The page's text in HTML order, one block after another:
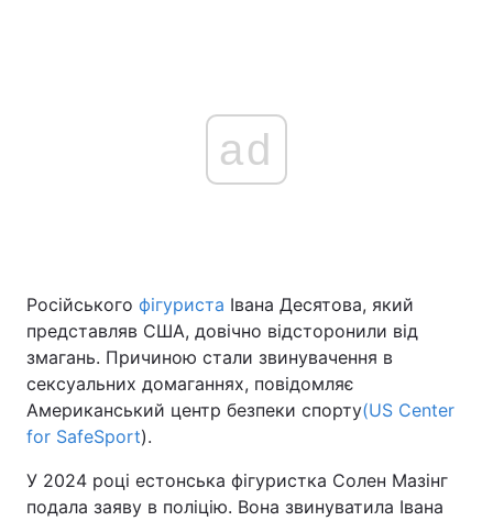
ad
Російського фігуриста Івана Десятова, який
представляв США, довічно відсторонили від
змагань. Причиною стали звинувачення в
сексуальних домаганнях, повідомляє
Американський центр безпеки спорту(US Center
for SafeSport).
У 2024 році естонська фігуристка Солен Мазінг
подала заяву в поліцію. Вона звинуватила Івана